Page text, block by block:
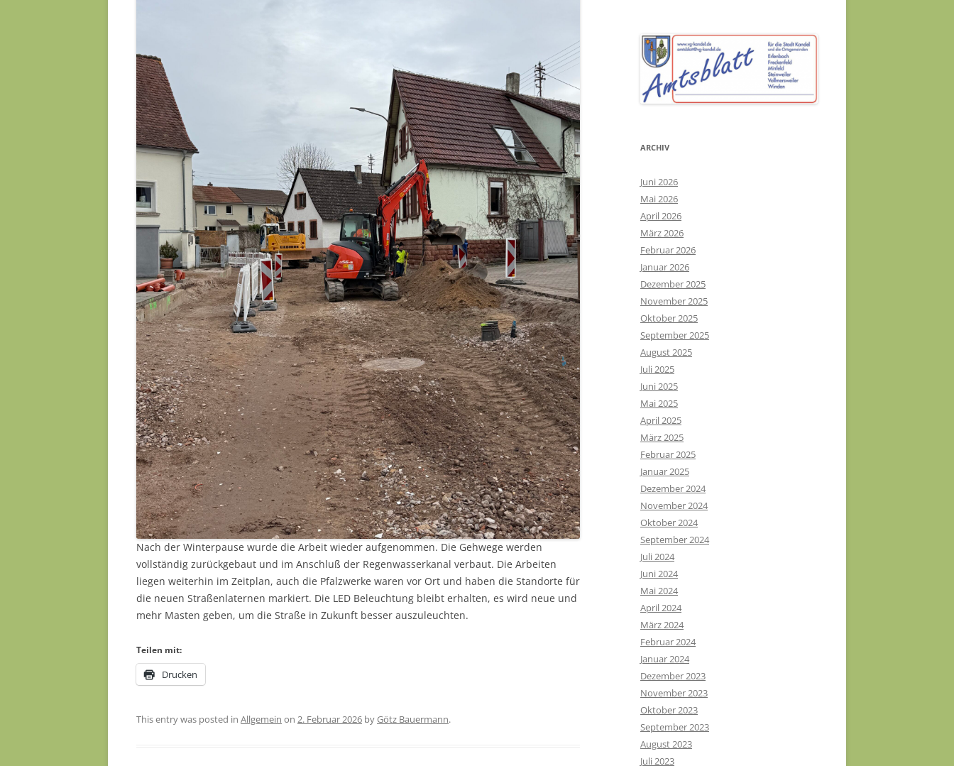
Nach der Winterpause wurde die Arbeit wieder aufgenommen. Die Gehwege werden
vollständig zurückgebaut und im Anschluß der Regenwasserkanal verbaut. Die Arbeiten
liegen weiterhin im Zeitplan, auch die Pfalzwerke waren vor Ort und haben die Standorte für
die neuen Straßenlaternen markiert. Die LED Beleuchtung bleibt erhalten, es wird neue und
mehr Masten geben, um die Straße in Zukunft besser auszuleuchten.
Teilen mit:
Drucken
This entry was posted in Allgemein on 2. Februar 2026 byGötz Bauermann.
ARCHIV
Juni 2026
Mai 2026
April 2026
März 2026
Februar 2026
Januar 2026
Dezember 2025
November 2025
Oktober 2025
September 2025
August 2025
Juli 2025
Juni 2025
Mai 2025
April 2025
März 2025
Februar 2025
Januar 2025
Dezember 2024
November 2024
Oktober 2024
September 2024
Juli 2024
Juni 2024
Mai 2024
April 2024
März 2024
Februar 2024
Januar 2024
Dezember 2023
November 2023
Oktober 2023
September 2023
August 2023
Juli 2023